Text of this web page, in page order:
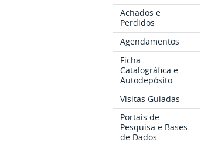
Achados e
Perdidos
Agendamentos
Ficha
Catalográfica e
Autodepósito
Visitas Guiadas
Portais de
Pesquisa e Bases
de Dados